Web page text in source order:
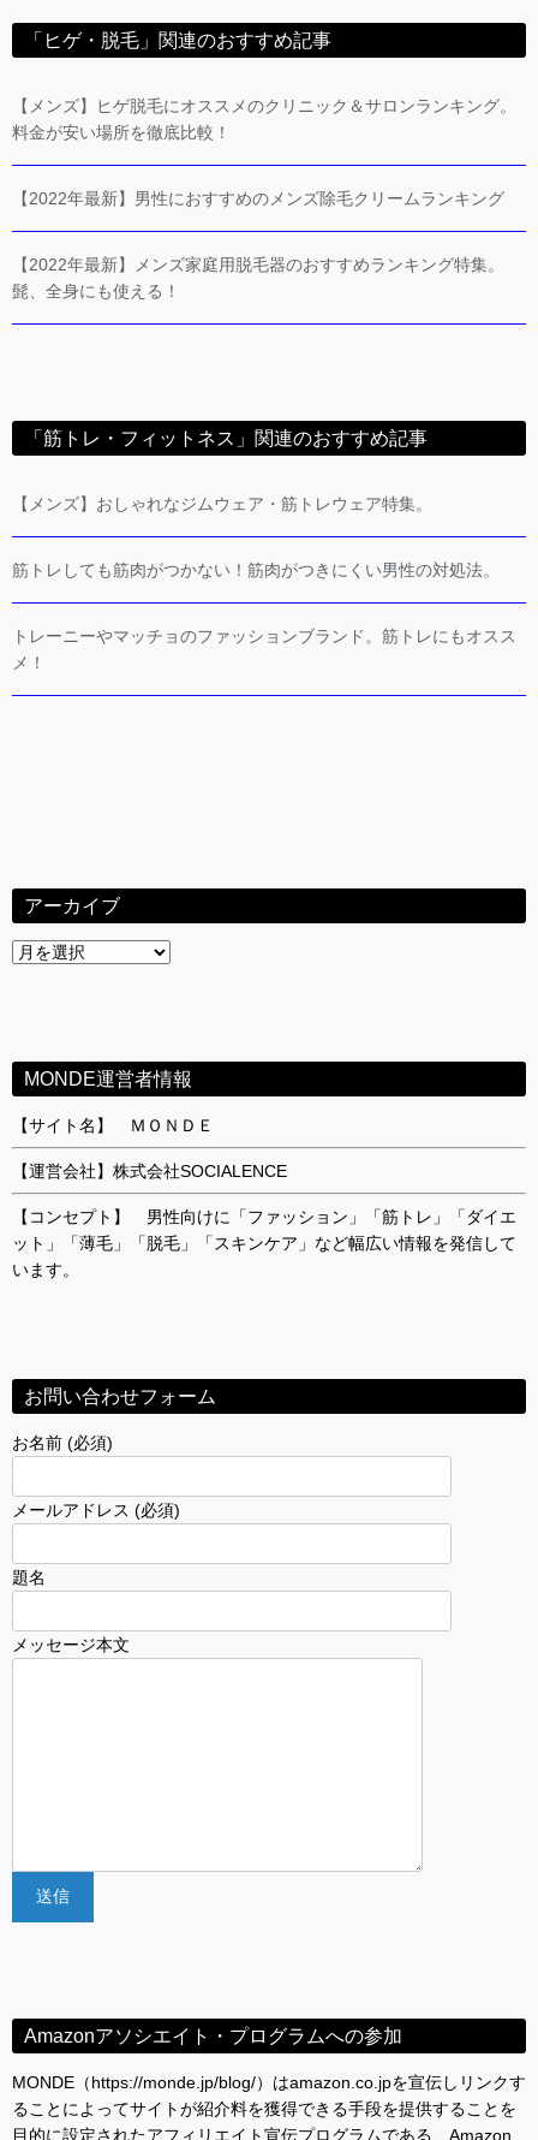
「ヒゲ・脱毛」関連のおすすめ記事
【メンズ】ヒゲ脱毛にオススメのクリニック＆サロンランキング。
料金が安い場所を徹底比較！
【2022年最新】男性におすすめのメンズ除毛クリームランキング
【2022年最新】メンズ家庭用脱毛器のおすすめランキング特集。
髭、全身にも使える！
「筋トレ・フィットネス」関連のおすすめ記事
【メンズ】おしゃれなジムウェア・筋トレウェア特集。
筋トレしても筋肉がつかない！筋肉がつきにくい男性の対処法。
トレーニーやマッチョのファッションブランド。筋トレにもオスス
メ！
アーカイブ
ア
MONDE運営者情報
【サイト名】 ＭＯＮＤＥ
【運営会社】株式会社SOCIALENCE
【コンセプト】 男性向けに「ファッション」「筋トレ」「ダイエ
ット」「薄毛」「脱毛」「スキンケア」など幅広い情報を発信して
います。
お問い合わせフォーム
お名前 (必須)
メールアドレス (必須)
題名
メッセージ本文
Amazonアソシエイト・プログラムへの参加
MONDE（https://monde.jp/blog/）はamazon.co.jpを宣伝しリンクす
ることによってサイトが紹介料を獲得できる手段を提供することを
目的に設定されたアフィリエイト宣伝プログラムである、Amazon